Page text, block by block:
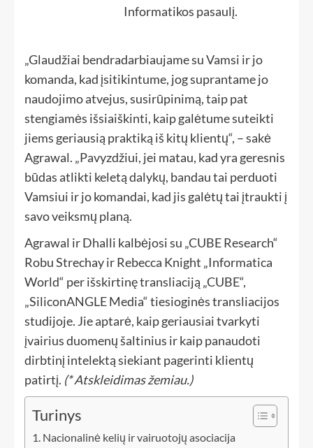
Informatikos pasaulį.
„Glaudžiai bendradarbiaujame su Vamsi ir jo
komanda, kad įsitikintume, jog suprantame jo
naudojimo atvejus, susirūpinimą, taip pat
stengiamės išsiaiškinti, kaip galėtume suteikti
jiems geriausią praktiką iš kitų klientų“, – sakė
Agrawal. „Pavyzdžiui, jei matau, kad yra geresnis
būdas atlikti keletą dalykų, bandau tai perduoti
Vamsiui ir jo komandai, kad jis galėtų tai įtraukti į
savo veiksmų planą.
Agrawal ir Dhalli kalbėjosi su „CUBE Research“
Robu Strechay ir Rebecca Knight „Informatica
World“ per išskirtinę transliaciją „CUBE“,
„SiliconANGLE Media“ tiesioginės transliacijos
studijoje. Jie aptarė, kaip geriausiai tvarkyti
įvairius duomenų šaltinius ir kaip panaudoti
dirbtinį intelektą siekiant pagerinti klientų
patirtį. (* Atskleidimas žemiau.)
Turinys
Nacionalinė kelių ir vairuotojų asociacija